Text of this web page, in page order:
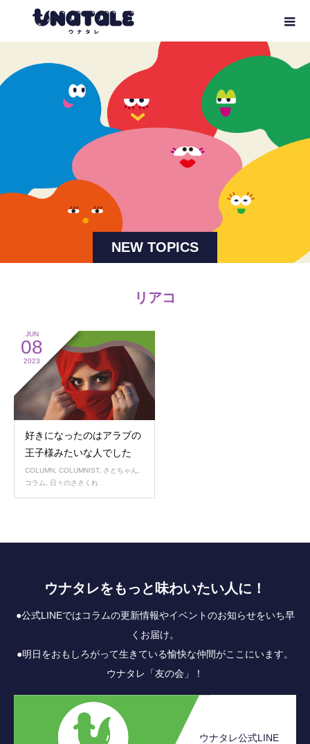
NEW TOPICS
リアコ
JUN
08
2023
好きになったのはアラブの
王子様みたいな人でした
COLUMN, COLUMNIST, さとちゃん,
コラム, 日々のささくれ
ウナタレをもっと味わいたい人に！
●公式LINEではコラムの更新情報やイベントのお知らせをいち早
くお届け。
●明日をおもしろがって生きている愉快な仲間がここにいます。
ウナタレ「友の会」！
ウナタレ公式LINE